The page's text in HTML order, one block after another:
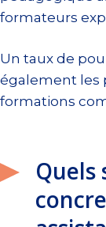
formateurs
Un taux de
également les
formations
Quels